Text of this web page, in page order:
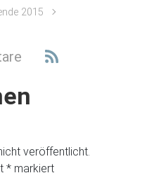
2015
veröffentlicht.
* markiert